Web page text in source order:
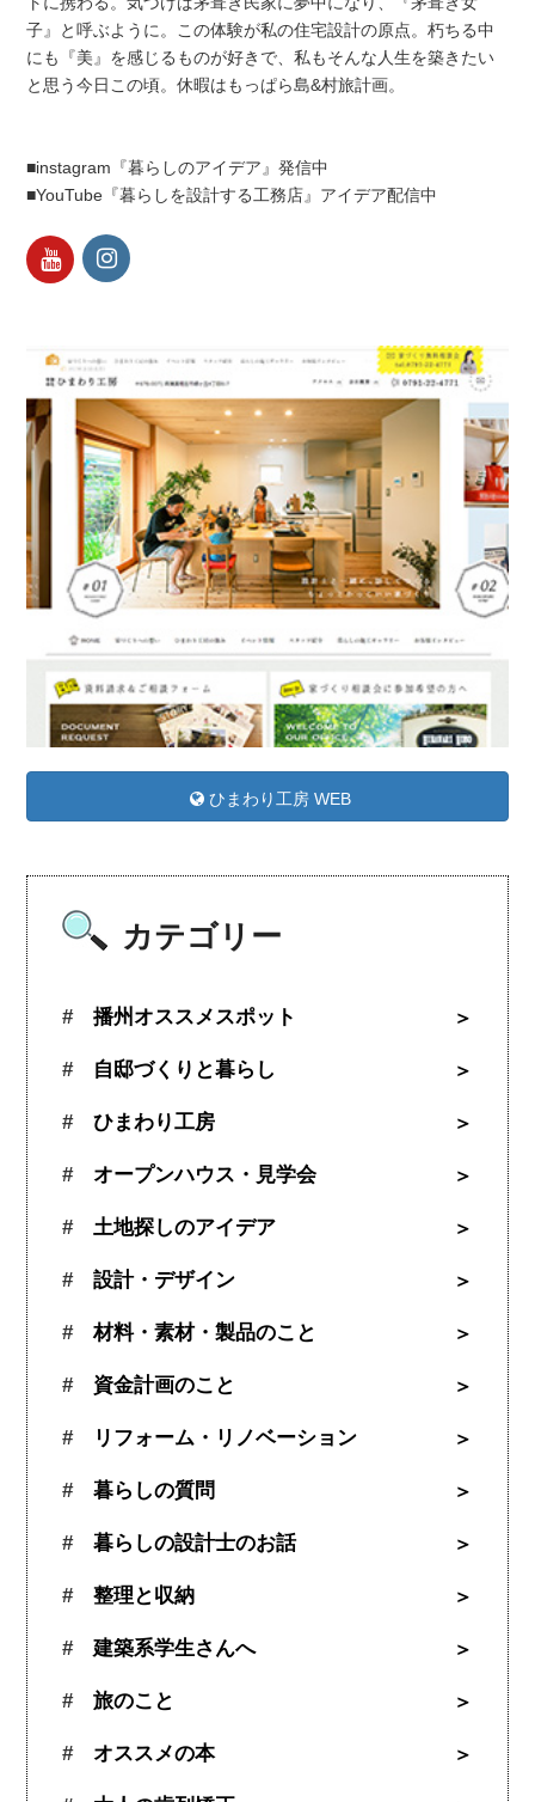
子』と呼ぶように。この体験が私の住宅設計の原点。朽ちる中
にも『美』を感じるものが好きで、私もそんな人生を築きたい
と思う今日この頃。休暇はもっぱら島&村旅計画。
■instagram『暮らしのアイデア』発信中
■YouTube『暮らしを設計する工務店』アイデア配信中
ひまわり工房 WEB
カテゴリー
播州オススメスポット
自邸づくりと暮らし
ひまわり工房
オープンハウス・見学会
土地探しのアイデア
設計・デザイン
材料・素材・製品のこと
資金計画のこと
リフォーム・リノベーション
暮らしの質問
暮らしの設計士のお話
整理と収納
建築系学生さんへ
旅のこと
オススメの本